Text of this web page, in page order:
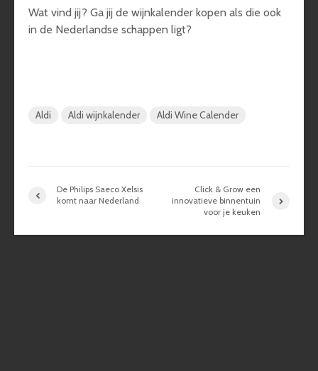
Wat vind jij? Ga jij de wijnkalender kopen als die ook
in de Nederlandse schappen ligt?
Aldi Aldi wijnkalender Aldi Wine Calender
De Philips Saeco Xelsis
komt naar Nederland
Click & Grow een
innovatieve binnentuin
voor je keuken